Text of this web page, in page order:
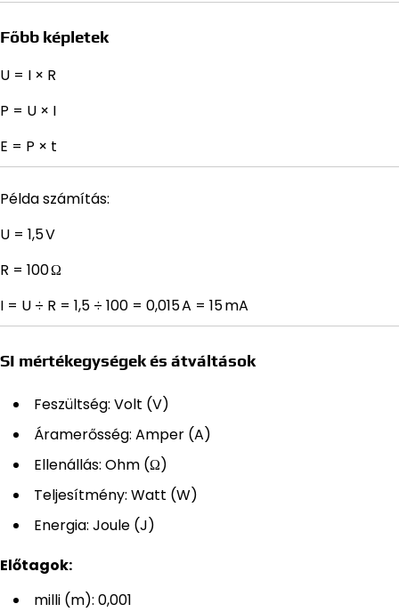
Főbb képletek
U = I × R
P = U × I
E = P × t
Példa számítás:
U = 1,5 V
R = 100 Ω
I = U ÷ R = 1,5 ÷ 100 = 0,015 A = 15 mA
SI mértékegységek és átváltások
Feszültség: Volt (V)
Áramerősség: Amper (A)
Ellenállás: Ohm (Ω)
Teljesítmény: Watt (W)
Energia: Joule (J)
Előtagok:
milli (m): 0,001